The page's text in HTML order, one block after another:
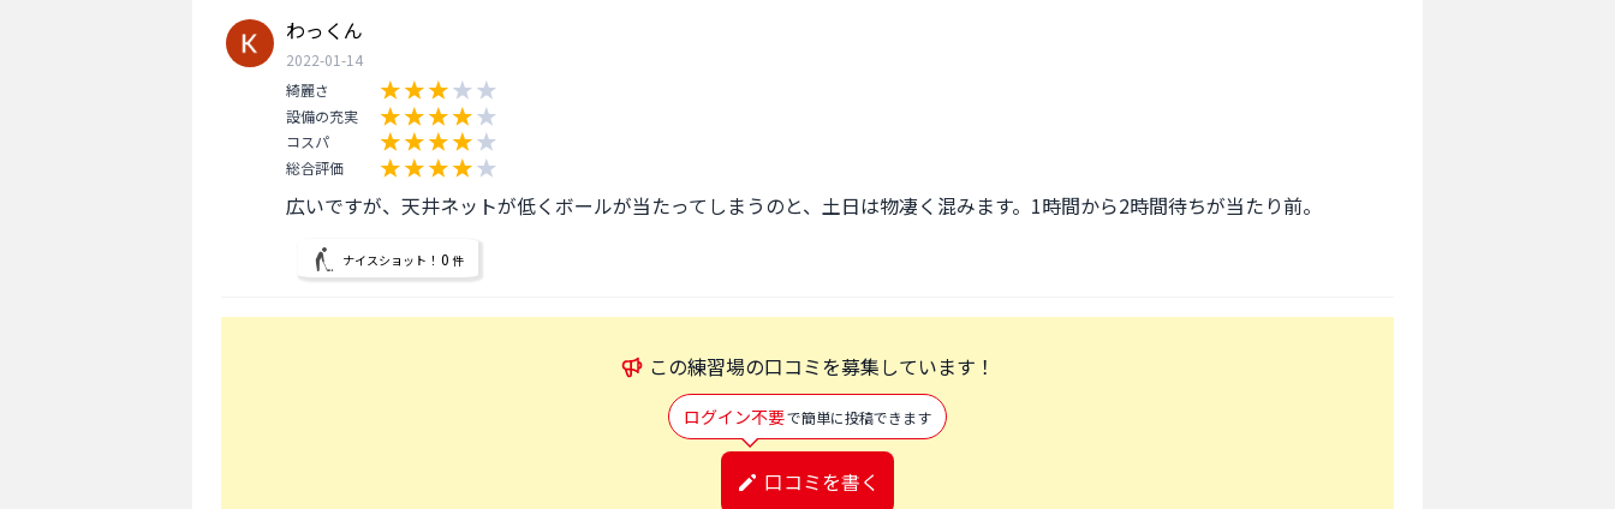
わっくん
2022-01-14
綺麗さ
設備の充実
コスパ
総合評価
広いですが、天井ネットが低くボールが当たってしまうのと、土日は物凄く混みます。1時間から2時間待ちが当たり前。
ナイスショット！ 0 件
この練習場の口コミを募集しています！
ログイン不要で簡単に投稿できます
口コミを書く